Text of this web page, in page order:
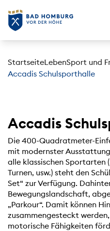
StartseiteLebenSport und
Accadis Schulsporthalle
Accadis
Die 400-Quadratmeter-
mit modernster
alle klassischen
Turnen, usw.) steht den
Set“ zur Verfügung.
Bewegungslandschaft,
„Parkour“. Damit können
zusammengesteckt
motorische Fähigkeiten